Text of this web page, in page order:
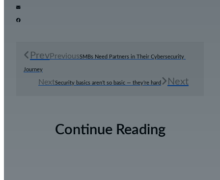
PrevPreviousSMBs Need Partners in Their Cybersecurity
Journey
NextSecurity basics aren’t so basic — they’re hard Next
Continue Reading